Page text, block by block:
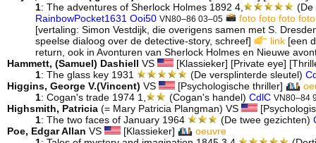
1: The adventures of Sherlock Holmes 1892 4,
(De
RainbowPocket1631 Ooi50 VN80–86 03–05 foto foto foto foto
[vertaling: Simon Vestdijk, die overigens samen met S.
speelse dialoog over de detective-story, schreef]
link [een
return, ook in Avonturen van Sherlock Holmes en Nieuwe
Hammett, (Samuel) Dashiell VS
[Klassieker] [Private eye]
1: The glass key 1931 (De versplinterde sleutel)
Higgins, George V.(Vincent) VS [Psychologische thriller]
1: Cogan's trade 1974 1, (Cogan's handel) CdlC VN80–84
Highsmith, Patricia (= Mary Patricia Plangman) VS
1: The two faces of January 1964 (De twee gezichten)
Poe, Edgar Allan VS [Klassieker]
oeuvre